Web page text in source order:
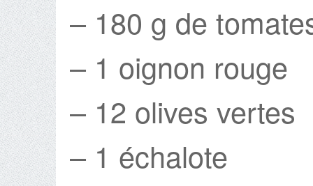
– 180 g de
– 1 oignon rouge
– 12 olives vertes
– 1 échalote